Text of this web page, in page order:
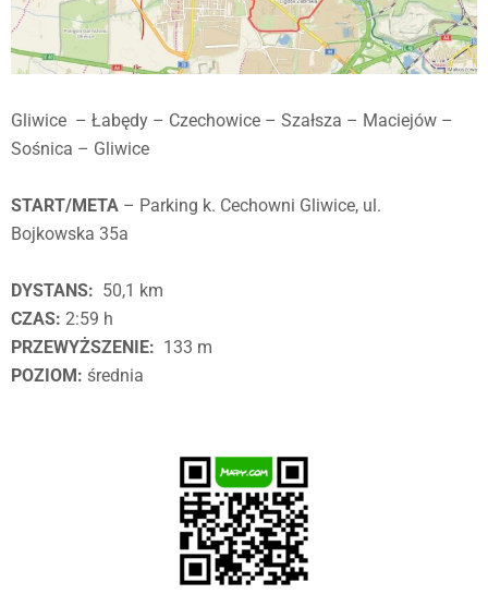
Gliwice – Łabędy – Czechowice – Szałsza – Maciejów –
Sośnica – Gliwice
START/META – Parking k. Cechowni Gliwice, ul.
Bojkowska 35a
DYSTANS: 50,1 km
CZAS: 2:59 h
PRZEWYŻSZENIE: 133 m
POZIOM: średnia